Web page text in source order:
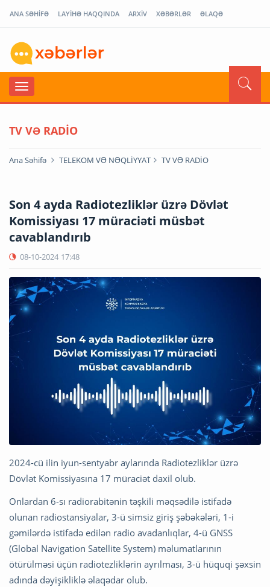
ANA SƏHİFƏ LAYİHƏ HAQQINDA ARXİV XƏBƏRLƏR ƏLAQƏ
TV VƏ RADİO
Ana Səhifə TELEKOM VƏ NƏQLİYYAT TV VƏ RADİO
Son 4 ayda Radiotezliklər üzrə Dövlət
Komissiyası 17 müraciəti müsbət
cavablandırıb
08-10-2024 17:48
2024-cü ilin iyun-sentyabr aylarında Radiotezliklər üzrə
Dövlət Komissiyasına 17 müraciət daxil olub.
Onlardan 6-sı radiorabitənin təşkili məqsədilə istifadə
olunan radiostansiyalar, 3-ü simsiz giriş şəbəkələri, 1-i
gəmilərdə istifadə edilən radio avadanlıqlar, 4-ü GNSS
(Global Navigation Satellite System) məlumatlarının
ötürülməsi üçün radiotezliklərin ayrılması, 3-ü hüquqi şəxsin
adında dəyişikliklə əlaqədar olub.